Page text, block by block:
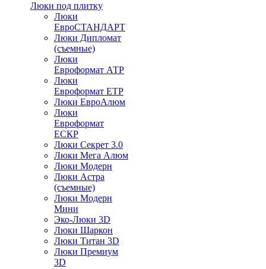
Люки под плитку
Люки
ЕвроСТАНДАРТ
Люки Дипломат
(съемные)
Люки
Евроформат АТР
Люки
Евроформат ЕТР
Люки ЕвроАлюм
Люки
Евроформат
ЕСКР
Люки Секрет 3.0
Люки Мега Алюм
Люки Модерн
Люки Астра
(съемные)
Люки Модерн
Мини
Эко-Люки 3D
Люки Шаркон
Люки Титан 3D
Люки Премиум
3D